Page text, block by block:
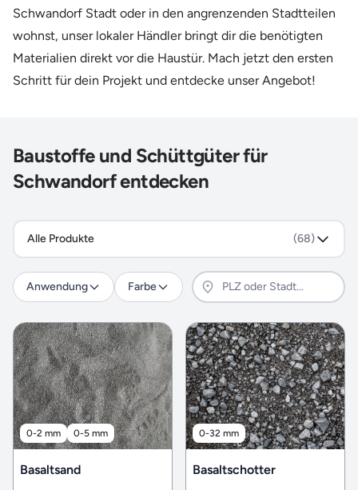
Schwandorf Stadt oder in den angrenzenden Stadtteilen
wohnst, unser lokaler Händler bringt dir die benötigten
Materialien direkt vor die Haustür. Mach jetzt den ersten
Schritt für dein Projekt und entdecke unser Angebot!
Baustoffe und Schüttgüter für
Schwandorf entdecken
Alle Produkte (68)
Anwendung Farbe
0-2 mm 0-5 mm
Basaltsand
0-32 mm
Basaltschotter